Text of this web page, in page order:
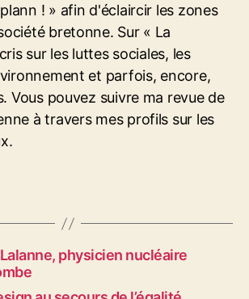
! » afin d'éclaircir les zones
bretonne. Sur « La
sur les luttes sociales, les
et parfois, encore,
Vous pouvez suivre ma revue de
à travers mes profils sur les
physicien nucléaire